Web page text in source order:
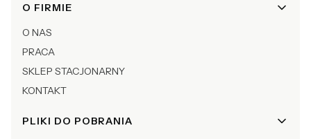
O FIRMIE
O NAS
PRACA
SKLEP STACJONARNY
KONTAKT
PLIKI DO POBRANIA